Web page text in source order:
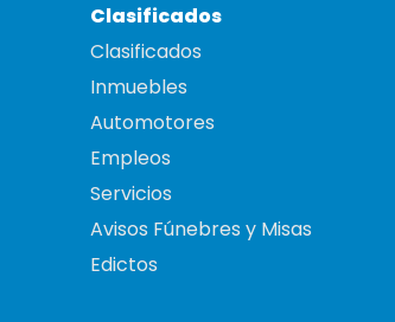
Clasificados
Clasificados
Inmuebles
Automotores
Empleos
Servicios
Avisos Fúnebres y Misas
Edictos